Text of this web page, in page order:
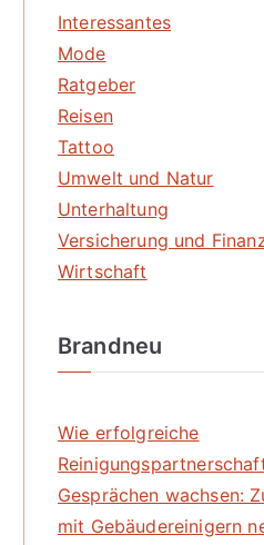
Interessantes
Mode
Ratgeber
Reisen
Tattoo
Umwelt und Natur
Unterhaltung
Versicherung und
Wirtschaft
Brandneu
Wie erfolgreiche
Gesprächen wachsen:
mit Gebäudereinigern